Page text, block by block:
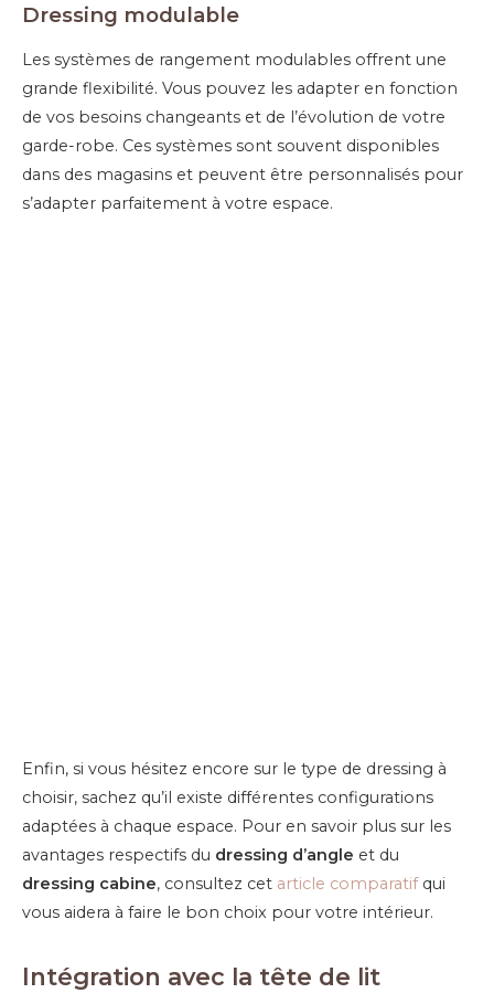
Dressing modulable
Les systèmes de rangement modulables offrent une
grande flexibilité. Vous pouvez les adapter en fonction
de vos besoins changeants et de l’évolution de votre
garde-robe. Ces systèmes sont souvent disponibles
dans des magasins et peuvent être personnalisés pour
s’adapter parfaitement à votre espace.
Enfin, si vous hésitez encore sur le type de dressing à
choisir, sachez qu’il existe différentes configurations
adaptées à chaque espace. Pour en savoir plus sur les
avantages respectifs du dressing d’angle et du
dressing cabine, consultez cet article comparatifqui
vous aidera à faire le bon choix pour votre intérieur.
Intégration avec la tête de lit